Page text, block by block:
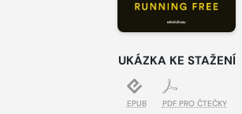
UKÁZKA KE STAŽENÍ
EPUB PDF PRO ČTEČKY